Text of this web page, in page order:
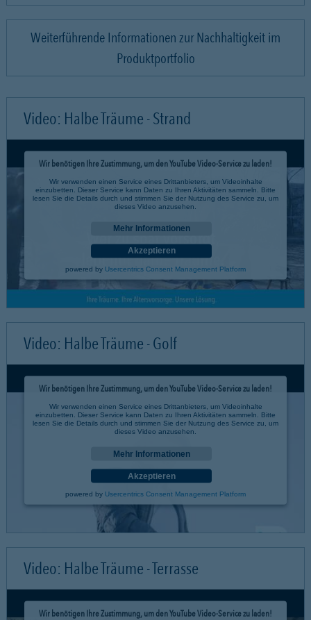
Weiterführende Informationen zur Nachhaltigkeit im
Produktportfolio
Video: Halbe Träume - Strand
Wir benötigen Ihre Zustimmung, um den YouTube Video-Service zu laden!
Wir verwenden einen Service eines Drittanbieters, um Videoinhalte
einzubetten. Dieser Service kann Daten zu Ihren Aktivitäten sammeln. Bitte
lesen Sie die Details durch und stimmen Sie der Nutzung des Service zu, um
dieses Video anzusehen.
Mehr Informationen
Akzeptieren
powered by Usercentrics Consent Management Platform
Video: Halbe Träume - Golf
Wir benötigen Ihre Zustimmung, um den YouTube Video-Service zu laden!
Wir verwenden einen Service eines Drittanbieters, um Videoinhalte
einzubetten. Dieser Service kann Daten zu Ihren Aktivitäten sammeln. Bitte
lesen Sie die Details durch und stimmen Sie der Nutzung des Service zu, um
dieses Video anzusehen.
Mehr Informationen
Akzeptieren
powered by Usercentrics Consent Management Platform
Video: Halbe Träume - Terrasse
Wir benötigen Ihre Zustimmung, um den YouTube Video-Service zu laden!